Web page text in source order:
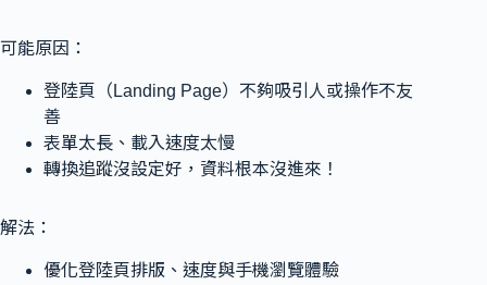
可能原因：
登陸頁（Landing Page）不夠吸引人或操作不友
善
表單太長、載入速度太慢
轉換追蹤沒設定好，資料根本沒進來！
解法：
優化登陸頁排版、速度與手機瀏覽體驗